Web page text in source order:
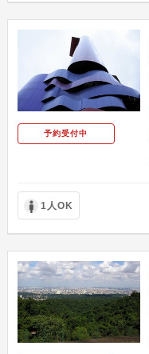
予約受付中
1人OK